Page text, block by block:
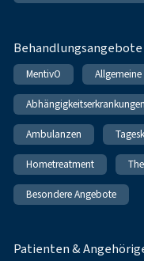
MentivO
Abhängigkeitserkrankungen
Ambulanzen
Hometreatment
Besondere Angebote
Patienten &